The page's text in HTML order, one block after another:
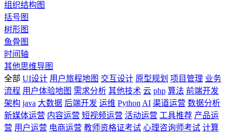
组织结构图
括号图
树形图
鱼骨图
时间轴
其他思维导图
全部 UI设计 用户旅程地图 交互设计 原型规划 项目管理 业务
流程 用户体验地图 需求分析 其他技术 云 php 算法 前端开发
架构 java 大数据 后端开发 运维 Python AI 渠道运营 数据分析
新媒体运营 内容运营 短视频运营 活动运营 工具推荐 产品运
营 用户运营 电商运营 教师资格证考试 心理咨询师考试 计算